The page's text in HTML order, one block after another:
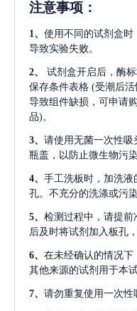
注意事项 ：
1、 使用不同的试剂盒时
导致实验失败。
2、
试剂盒开启后，酶
保存条件表格 (受潮后活
导致组件缺损，可申请
品)。
3、 请使用无菌一次性吸
瓶盖，以防止微生物污染
4、 手工洗板时，加洗液
孔。不充分的洗涤或污
5、 检测过程中，请提前
后及时将试剂加入板孔
6、 在未经确认的情况
其他来源的试剂用于本试
7、 请勿重复使用一次性